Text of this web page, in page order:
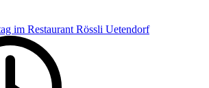
im Restaurant Rössli Uetendorf